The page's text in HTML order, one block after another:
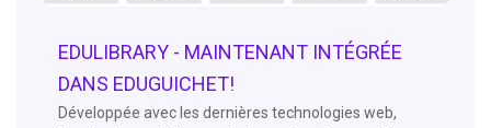
EDULIBRARY - MAINTENANT INTÉGRÉE
DANS EDUGUICHET!
Développée avec les dernières technologies web,